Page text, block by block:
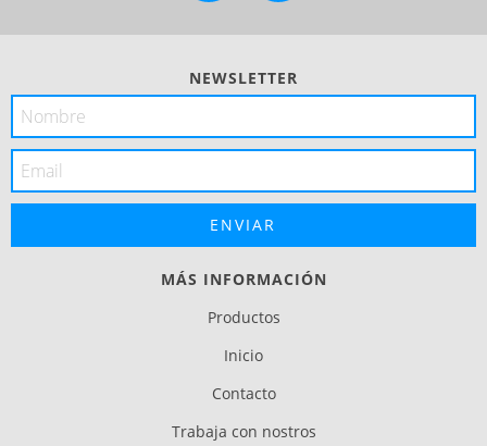
NEWSLETTER
MÁS INFORMACIÓN
Productos
Inicio
Contacto
Trabaja con nostros